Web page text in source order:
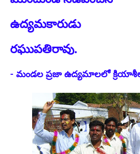
ఉద్యమకారుడు
రఘుపతిరావు.
- మండల ప్రజా ఉద్యమాలలో